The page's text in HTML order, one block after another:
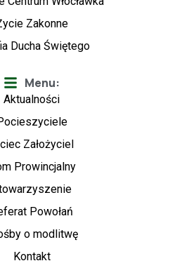
Zakonne
Ducha Świętego
Menu:
Aktualności
Założyciel
Prowincjalny
Powołań
o modlitwę
Kontakt